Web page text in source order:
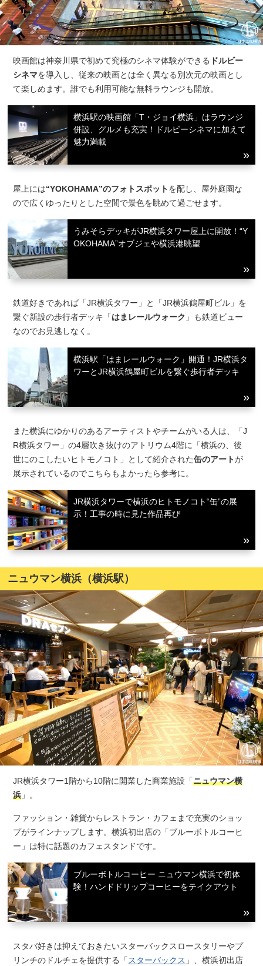
映画館は神奈川県で初めて究極のシネマ体験ができる ドルビー
シネマを導入し、従来の映画とは全く異なる別次元の映画とし
て楽しめます。誰でも利用可能な無料ラウンジも開放。
横浜駅の映画館「T・ジョイ横浜」はラウンジ
併設、グルメも充実！ドルビーシネマに加えて
魅力満載
屋上には“YOKOHAMA”のフォトスポット を配し、屋外庭園な
ので広くゆったりとした空間で景色を眺めて過ごせます。
うみそらデッキがJR横浜タワー屋上に開放！“Y
OKOHAMA”オブジェや横浜港眺望
鉄道好きであれば「JR横浜タワー」と「JR横浜鶴屋町ビル」を
繋ぐ新設の歩行者デッキ「 はまレールウォーク 」も鉄道ビュー
なのでお見逃しなく。
横浜駅「はまレールウォーク」開通！JR横浜タ
ワーとJR横浜鶴屋町ビルを繋ぐ歩行者デッキ
また横浜にゆかりのあるアーティストやチームがいる人は、「J
R横浜タワー」の4層吹き抜けのアトリウム4階に「横浜の、後
世にのこしたいヒトモノコト」として紹介された缶のアートが
展示されているのでこちらもよかったら参考に。
JR横浜タワーで横浜のヒトモノコト“缶”の展
示！工事の時に見た作品再び
ニュウマン横浜（横浜駅）
JR横浜タワー1階から10階に開業した商業施設「ニュウマン横
浜 」。
ファッション・雑貨からレストラン・カフェまで充実のショッ
プがラインナップします。横浜初出店の「ブルーボトルコーヒ
ー」は特に話題のカフェスタンドです。
ブルーボトルコーヒー ニュウマン横浜で初体
験！ハンドドリップコーヒーをテイクアウト
スタバ好きは抑えておきたいスターバックスロースタリーやプ
リンチのドルチェを提供する「 スターバックス 」、横浜初出店